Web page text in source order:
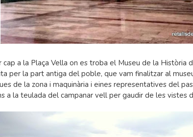
cap a la Plaça Vella on es troba el Museu de la
per la part antiga del poble, que vam finalitzar al
de la zona i maquinària i eines representatives del
a la teulada del campanar vell per gaudir de les vistes